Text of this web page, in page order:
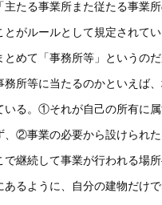
主たる事業所また従たる事業
がルールとして規定されてい
めて「事務所等」というの
務所等に当たるのかといえば
いる。①それが自己の所有に
、②事業の必要から設けられ
で継続して事業が行われる場
るように、自分の建物だけ